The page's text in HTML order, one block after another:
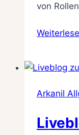
von
Arkanil